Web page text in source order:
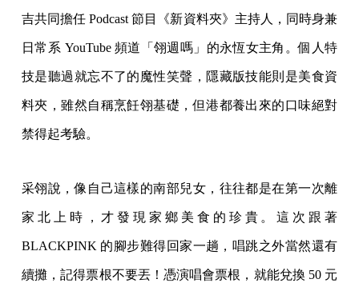
吉共同擔任 Podcast 節目《新資料夾》主持人，同時身兼
日常系 YouTube 頻道「翎週嗎」的永恆女主角。個人特
技是聽過就忘不了的魔性笑聲，隱藏版技能則是美食資
料夾，雖然自稱烹飪翎基礎，但港都養出來的口味絕對
禁得起考驗。
采翎說，像自己這樣的南部兒女，往往都是在第一次離
家北上時，才發現家鄉美食的珍貴。這次跟著
BLACKPINK 的腳步難得回家一趟，唱跳之外當然還有
續攤，記得票根不要丟！憑演唱會票根，就能兌換 50 元